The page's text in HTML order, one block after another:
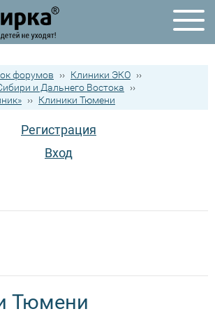
форумов ›› Клиники ЭКО ››
и Дальнего Востока
››
›› Клиники Тюмени
Регистрация
Вход
Тюмени